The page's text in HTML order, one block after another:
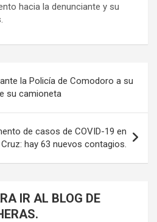
hacia la denunciante y su
la Policía de Comodoro a su
su camioneta
de casos de COVID-19 en
hay 63 nuevos contagios.
IR AL BLOG DE